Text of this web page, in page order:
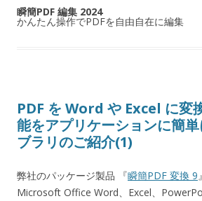
瞬簡PDF 編集 2024
かんたん操作でPDFを自由自在に編集
PDF を Word や Excel に変
能をアプリケーションに簡
ブラリのご紹介(1)
弊社のパッケージ製品 『瞬簡PDF 変換 9
Microsoft Office Word、Excel、